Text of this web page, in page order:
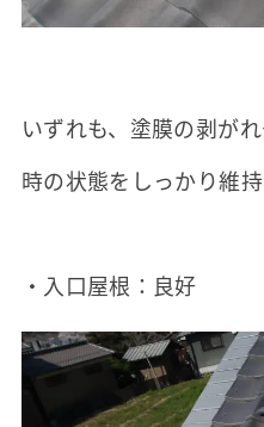
いずれも、塗膜の剥が
時の状態をしっかり維持
・入口屋根：良好